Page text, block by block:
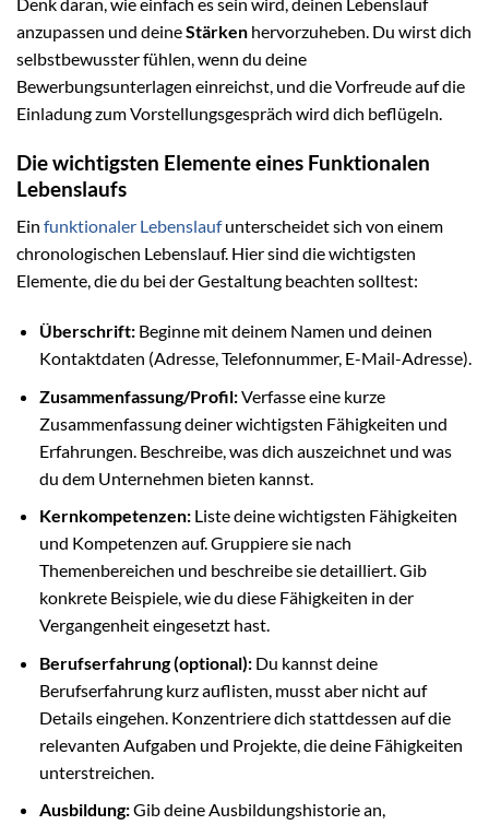
anzupassen und deineStärken hervorzuheben. Du wirst dich
selbstbewusster fühlen, wenn du deine
Bewerbungsunterlagen einreichst, und die Vorfreude auf die
Einladung zum Vorstellungsgespräch wird dich beflügeln.
Die wichtigsten Elemente eines Funktionalen
Lebenslaufs
Ein funktionaler Lebenslaufunterscheidet sich von einem
chronologischen Lebenslauf. Hier sind die wichtigsten
Elemente, die du bei der Gestaltung beachten solltest:
Überschrift:Beginne mit deinem Namen und deinen
Kontaktdaten (Adresse, Telefonnummer, E-Mail-Adresse).
Zusammenfassung/Profil:Verfasse eine kurze
Zusammenfassung deiner wichtigsten Fähigkeiten und
Erfahrungen. Beschreibe, was dich auszeichnet und was
du dem Unternehmen bieten kannst.
Kernkompetenzen:Liste deine wichtigsten Fähigkeiten
und Kompetenzen auf. Gruppiere sie nach
Themenbereichen und beschreibe sie detailliert. Gib
konkrete Beispiele, wie du diese Fähigkeiten in der
Vergangenheit eingesetzt hast.
Berufserfahrung (optional):Du kannst deine
Berufserfahrung kurz auflisten, musst aber nicht auf
Details eingehen. Konzentriere dich stattdessen auf die
relevanten Aufgaben und Projekte, die deine Fähigkeiten
unterstreichen.
Ausbildung:Gib deine Ausbildungshistorie an,